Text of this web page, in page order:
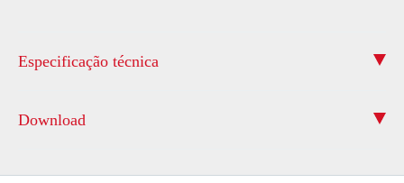
Especificação técnica
Download